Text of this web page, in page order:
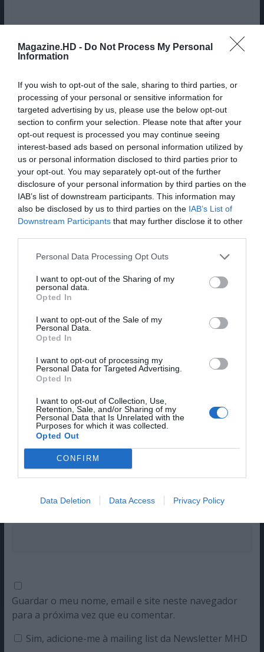
Magazine.HD - Do Not Process My Personal
Information
If you wish to opt-out of the sale, sharing to third parties, or
processing of your personal or sensitive information for
targeted advertising by us, please use the below opt-out
section to confirm your selection. Please note that after your
opt-out request is processed you may continue seeing
interest-based ads based on personal information utilized by
us or personal information disclosed to third parties prior to
your opt-out. You may separately opt-out of the further
disclosure of your personal information by third parties on the
IAB’s list of downstream participants. This information may
also be disclosed by us to third parties on the IAB’s List of
Downstream Participants that may further disclose it to other
Personal Data Processing Opt Outs
I want to opt-out of the Sharing of my
personal data.
Opted In
I want to opt-out of the Sale of my
Personal Data.
Opted In
I want to opt-out of processing my
Personal Data for Targeted Advertising.
Opted In
I want to opt-out of Collection, Use,
Retention, Sale, and/or Sharing of my
Personal Data that Is Unrelated with the
Purposes for which it was collected.
Opted Out
CONFIRM
Data Deletion Data Access Privacy Policy
O DIA DA INDEPENDÊNCIA: NOVA
AMEAÇA (BSO) | PASSATEMPO MHD
ANSEL ELGORT TEM UM NOVO
O seu endereço de email não será publicado.
Comentário*
Nome
Guardar o meu nome, email e site neste navegador
para a próxima vez que eu comentar.
Sim, adicione-me à mailing list da Newsletter MHD